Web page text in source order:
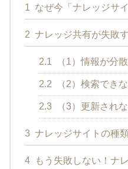
1 なぜ今「ナレッジサ
2 ナレッジ共有が失敗
2.1 （1）情報が分
2.2 （2）検索でき
2.3 （3）更新され
3 ナレッジサイトの種
4 もう失敗しない！ナ